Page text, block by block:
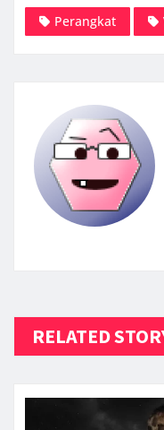
Perangkat
RELATED